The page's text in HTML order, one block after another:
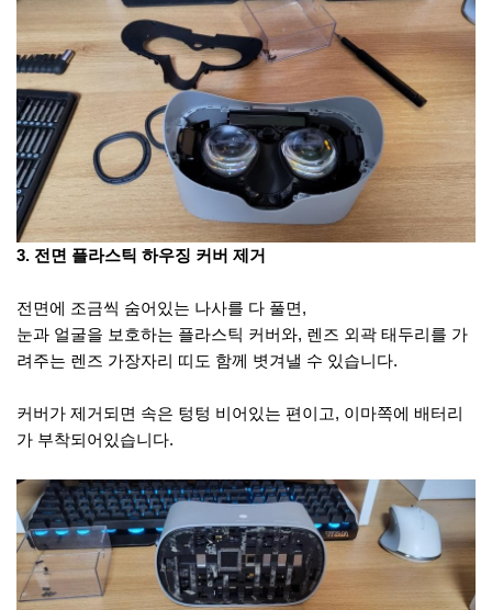
3. 전면 플라스틱 하우징 커버 제거
전면에 조금씩 숨어있는 나사를 다 풀면,
눈과 얼굴을 보호하는 플라스틱 커버와, 렌즈 외곽 태두리를 가
려주는 렌즈 가장자리 띠도 함께 볏겨낼 수 있습니다.
커버가 제거되면 속은 텅텅 비어있는 편이고, 이마쪽에 배터리
가 부착되어있습니다.